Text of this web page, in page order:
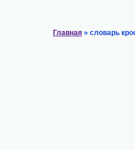
Главная » словарь